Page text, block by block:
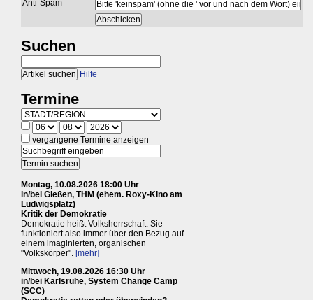
Anti-Spam
Suchen
Hilfe
Termine
vergangene Termine anzeigen
Montag, 10.08.2026 18:00 Uhr
in/bei Gießen, THM (ehem. Roxy-Kino am
Ludwigsplatz)
Kritik der Demokratie
Demokratie heißt Volksherrschaft. Sie
funktioniert also immer über den Bezug auf
einem imaginierten, organischen
"Volkskörper". [mehr]
Mittwoch, 19.08.2026 16:30 Uhr
in/bei Karlsruhe, System Change Camp
(SCC)